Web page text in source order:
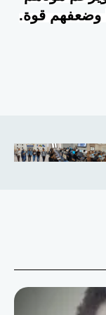
وضعفهم قوة.